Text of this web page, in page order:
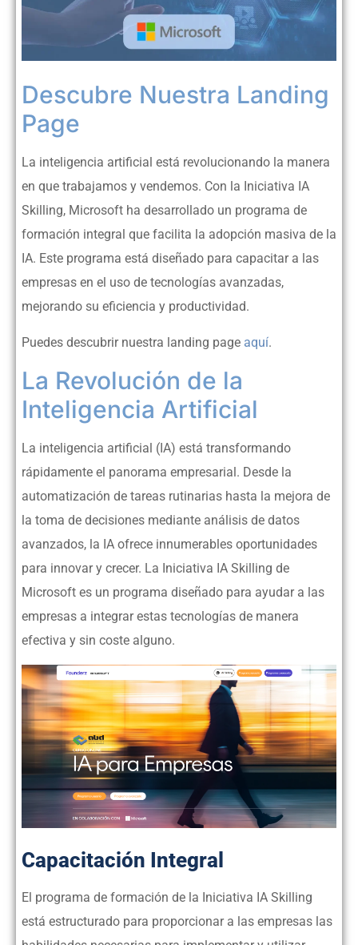
Descubre Nuestra Landing
Page
La inteligencia artificial está revolucionando la manera
en que trabajamos y vendemos. Con la Iniciativa IA
Skilling, Microsoft ha desarrollado un programa de
formación integral que facilita la adopción masiva de la
IA. Este programa está diseñado para capacitar a las
empresas en el uso de tecnologías avanzadas,
mejorando su eficiencia y productividad.
Puedes descubrir nuestra landing page aquí.
La Revolución de la
Inteligencia Artificial
La inteligencia artificial (IA) está transformando
rápidamente el panorama empresarial. Desde la
automatización de tareas rutinarias hasta la mejora de
la toma de decisiones mediante análisis de datos
avanzados, la IA ofrece innumerables oportunidades
para innovar y crecer. La Iniciativa IA Skilling de
Microsoft es un programa diseñado para ayudar a las
empresas a integrar estas tecnologías de manera
efectiva y sin coste alguno.
Capacitación Integral
El programa de formación de la Iniciativa IA Skilling
está estructurado para proporcionar a las empresas las